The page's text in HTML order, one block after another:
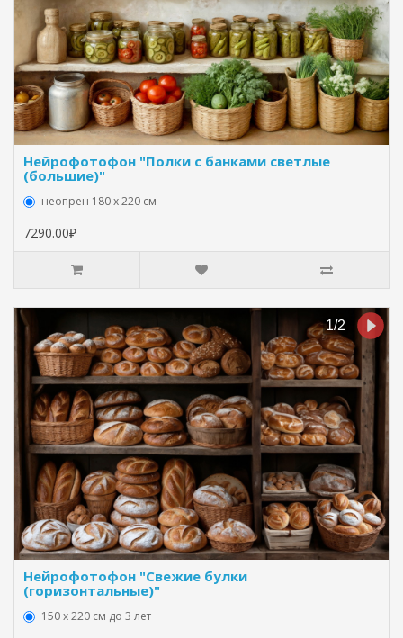
Нейрофотофон "Полки с банками светлые
(большие)"
неопрен 180 х 220 см
7290.00₽
Нейрофотофон "Свежие булки
(горизонтальные)"
150 х 220 см до 3 лет